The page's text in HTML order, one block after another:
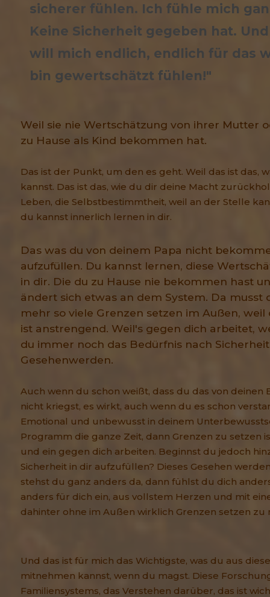
sicherer fühlen. Ich fühle mich
Keine Sicherheit gegeben hat.
will mich endlich, endlich für das
bin gewertschätzt fühlen!"
Weil sie nie Wertschätzung von ihrer Mutter
zu Hause als Kind bekommen hat.
Das ist der Punkt, um den es geht. Weil das ist das,
kannst. Das ist das, wie du dir deine Macht
Leben, die Selbstbestimmtheit, weil an der Stelle
du kannst innerlich lernen in dir.
Das was du von deinem Papa nicht
aufzufüllen. Du kannst lernen, diese
in dir. Die du zu Hause nie bekommen hast
ändert sich etwas an dem System. Da musst
mehr so viele Grenzen setzen im Außen, weil
ist anstrengend. Weil's gegen dich arbeitet,
du immer noch das Bedürfnis nach
Gesehenwerden.
Auch wenn du schon weißt, dass du das von deinen
nicht kriegst, es wirkt, auch wenn du es schon
Emotional und unbewusst in deinem
Programm die ganze Zeit, dann Grenzen zu setzen
und ein gegen dich arbeiten. Beginnst du jedoch
Sicherheit in dir aufzufüllen? Dieses Gesehen
stehst du ganz anders da, dann fühlst du dich
anders für dich ein, aus vollstem Herzen und mit
dahinter ohne im Außen wirklich Grenzen setzen zu
Und das ist für mich das Wichtigste, was du aus
mitnehmen kannst, wenn du magst. Diese
Familiensystems, das Verstehen darüber, das ist